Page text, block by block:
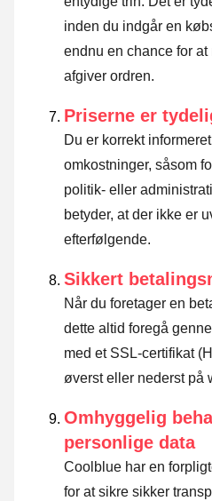
inden du indgår en
endnu en chance for at
afgiver ordren.
Priserne er
Du er korrekt
omkostninger, såsom
politik- eller
betyder, at der ikke er
efterfølgende.
Sikkert
Når du foretager en
dette altid foregå
med et SSL-certifikat
øverst eller nederst på
Omhyggelig
personlige data
Coolblue har en
for at sikre sikker